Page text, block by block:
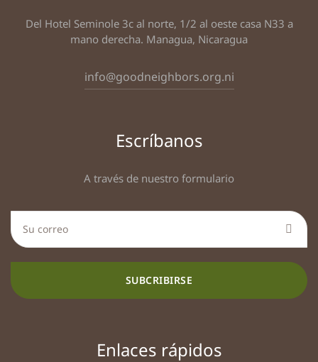
Del Hotel Seminole 3c al norte, 1/2 al oeste casa N33 a
mano derecha. Managua, Nicaragua
info@goodneighbors.org.ni
Escríbanos
A través de nuestro formulario
SUBCRIBIRSE
Enlaces rápidos